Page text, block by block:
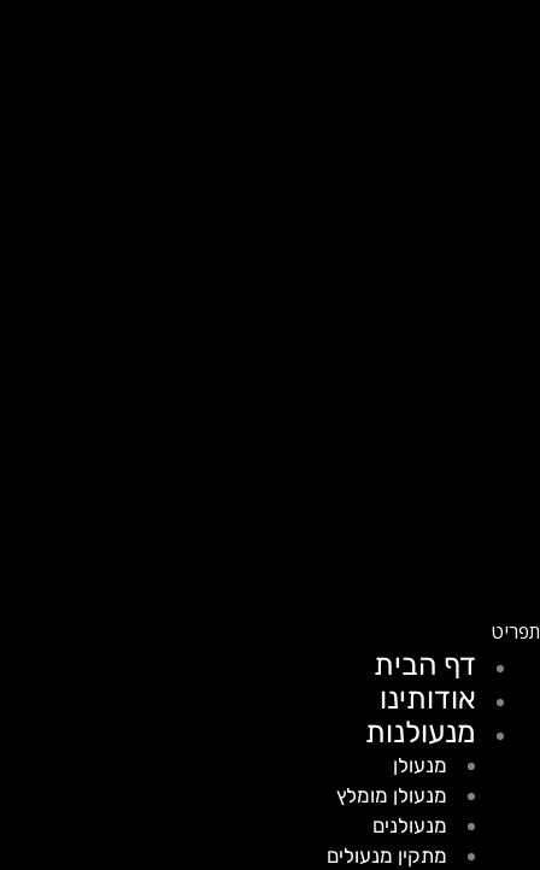
דף הבית
אודותינו
מנעולנות
מנעולן
מנעולן מומלץ
מנעולנים
מתקין מנעולים